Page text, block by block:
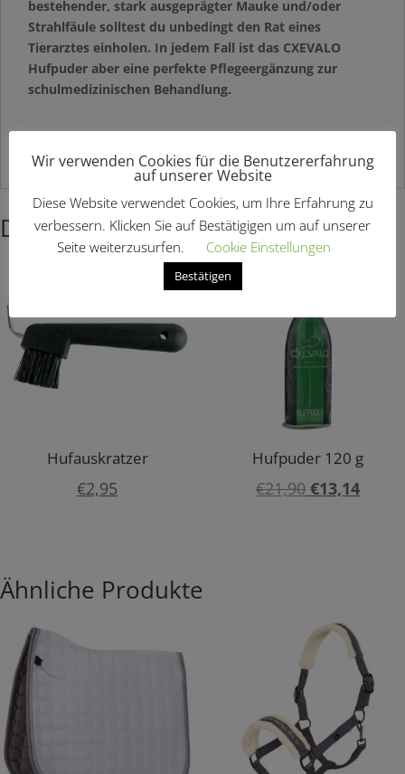
bestehender, stark ausgeprägter Mauke und/oder
Strahlfäule solltest du unbedingt den Rat eines
Tierarztes einholen. In jedem Fall ist das CXEVALO
Hufpuder aber eine perfekte Pflegeergänzung zur
schulmedizinischen Behandlung.
Hier findest Du weiterePflegeprodukte
Das könnte dir auch gefallen …
Hufauskratzer
€2,95
Hufpuder 120 g
€21,90 €13,14
Ähnliche Produkte
Wir verwenden Cookies für die Benutzererfahrung
auf unserer Website
Diese Website verwendet Cookies, um Ihre Erfahrung zu
verbessern. Klicken Sie auf Bestätigigen um auf unserer
Seite weiterzusurfen.
Cookie Einstellungen
Bestätigen